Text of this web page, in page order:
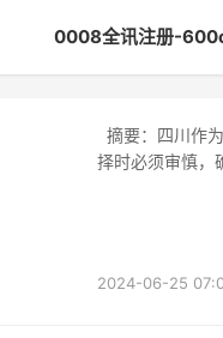
0008全讯注册-
择时必须审慎，
2024-06-25